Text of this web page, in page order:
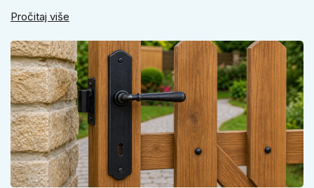
za stvarnu sigurnost. Dobit ćete praktične savjete za odabir
Pročitaj više